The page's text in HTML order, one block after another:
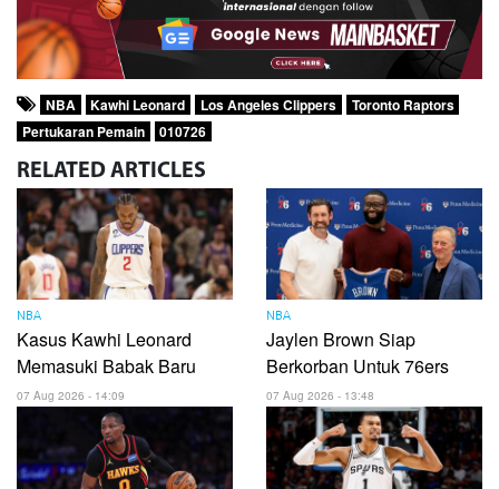
NBA Kawhi Leonard Los Angeles Clippers
Toronto Raptors
Pertukaran Pemain
010726
RELATED ARTICLES
NBA
Kasus Kawhi Leonard
Memasuki Babak Baru
07 Aug 2026 - 14:09
NBA
Jaylen Brown Siap
Berkorban Untuk 76ers
07 Aug 2026 - 13:48